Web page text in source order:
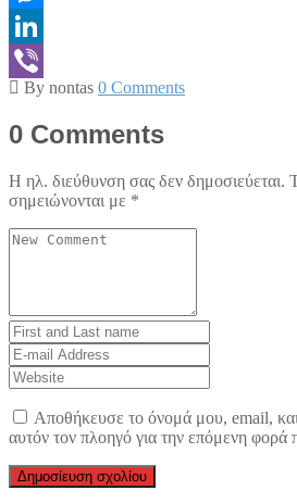
Messenger
LinkedIn
ViberBy nontas 0 Comments
0 Comments
Η ηλ. διεύθυνση σας δεν δημοσιεύεται.
σημειώνονται με *
Your
First
and
Last
name*
E-
mail
Address*
Website
Αποθήκευσε το όνομά μου, email,
αυτόν τον πλοηγό για την επόμενη